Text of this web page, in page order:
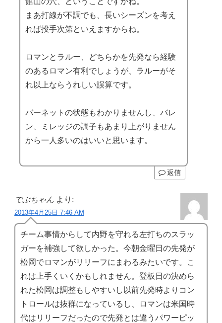
まあ打線が不調でも、長いシーズンを考え
れば投手次第といえますからね。
ロマンとラルー、どちらかを先発なら経験
のあるロマン有利でしょうが、ラルーがそ
れ以上ならうれしい誤算です。
バーネットの状態もわかりませんし、バレ
ン、ミレッジの調子もあまり上がりません
から一人多いのはいいと思います。
返信
でぶちゃん より:
2013年4月25日 7:46 AM
チーム事情からして内野を守れる左打ちのスラッ
ガーを補強して欲しかった。今朝金曜日の先発が
松岡でロマンがリリーフにまわるみたいです。こ
れは上手くいくかもしれません。登板日の決めら
れた松岡は調整もしやすいし以前先発時よりコン
トロールは抜群になっているし、ロマンは米国時
代はリリーフだったので先発とは違うパワーピッ